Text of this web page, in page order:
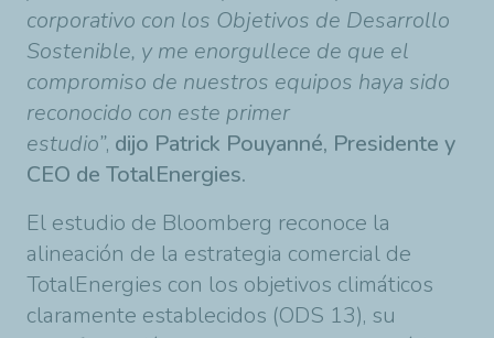
corporativo con los Objetivos de Desarrollo
Sostenible, y me enorgullece de que el
compromiso de nuestros equipos haya sido
reconocido con este primer
estudio”, dijo Patrick Pouyanné, Presidente y
CEO de TotalEnergies.
El estudio de Bloomberg reconoce la
alineación de la estrategia comercial de
TotalEnergies con los objetivos climáticos
claramente establecidos (ODS 13), su